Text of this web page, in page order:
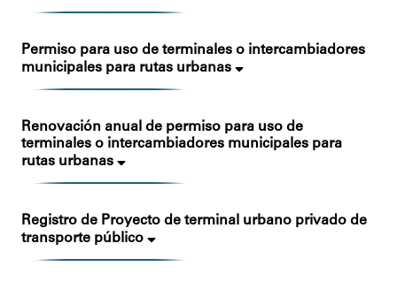
Permiso para uso de terminales o intercambiadores
municipales para rutas urbanas
Renovación anual de permiso para uso de
terminales o intercambiadores municipales para
rutas urbanas
Registro de Proyecto de terminal urbano privado de
transporte público